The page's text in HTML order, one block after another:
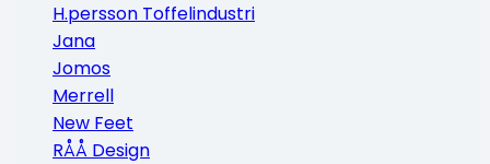
H.persson Toffelindustri
Jana
Jomos
Merrell
New Feet
RÅÅ Design